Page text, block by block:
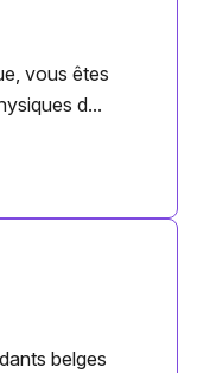
vous êtes
d...
belges